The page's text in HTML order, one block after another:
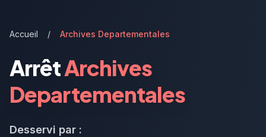
Accueil / Archives Departementales
ArrêtArchives
Departementales
Desservi par :